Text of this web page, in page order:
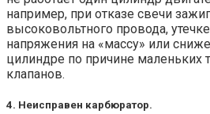
например, при отказе свечи
высоковольтного провода,
напряжения на «массу» или
цилиндре по причине маленьких
клапанов.
4. Неисправен карбюратор.